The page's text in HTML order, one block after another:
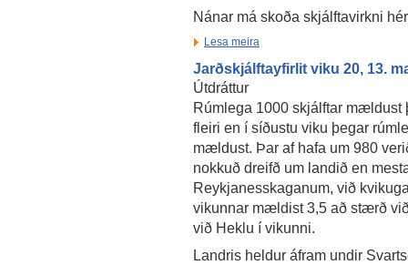
Nánar má skoða skjálftavirkni
Lesa meira
Jarðskjálftayfirlit viku 20, 13.
Útdráttur
Rúmlega 1000 skjálftar mældust
fleiri en í síðustu viku þegar
mældust. Þar af hafa um 980
nokkuð dreifð um landið en
Reykjanesskaganum, við
vikunnar mældist 3,5 að stærð
við Heklu í vikunni.
Landris heldur áfram undir